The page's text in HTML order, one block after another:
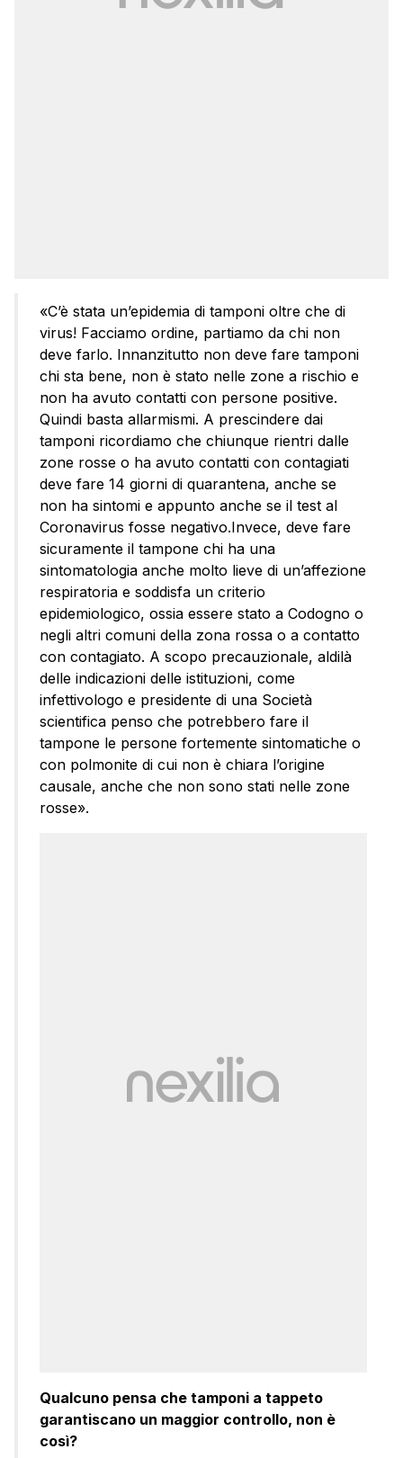
«C’è stata un’epidemia di tamponi oltre che di
virus! Facciamo ordine, partiamo da chi non
deve farlo. Innanzitutto non deve fare tamponi
chi sta bene, non è stato nelle zone a rischio e
non ha avuto contatti con persone positive.
Quindi basta allarmismi. A prescindere dai
tamponi ricordiamo che chiunque rientri dalle
zone rosse o ha avuto contatti con contagiati
deve fare 14 giorni di quarantena, anche se
non ha sintomi e appunto anche se il test al
Coronavirus fosse negativo.Invece, deve fare
sicuramente il tampone chi ha una
sintomatologia anche molto lieve di un’affezione
respiratoria e soddisfa un criterio
epidemiologico, ossia essere stato a Codogno o
negli altri comuni della zona rossa o a contatto
con contagiato. A scopo precauzionale, aldilà
delle indicazioni delle istituzioni, come
infettivologo e presidente di una Società
scientifica penso che potrebbero fare il
tampone le persone fortemente sintomatiche o
con polmonite di cui non è chiara l’origine
causale, anche che non sono stati nelle zone
rosse».
Qualcuno pensa che tamponi a tappeto
garantiscano un maggior controllo, non è
così?